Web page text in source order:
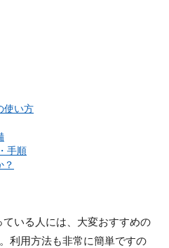
使い方
手順
？
ている人には、大変おすすめの
利用方法も非常に簡単ですの